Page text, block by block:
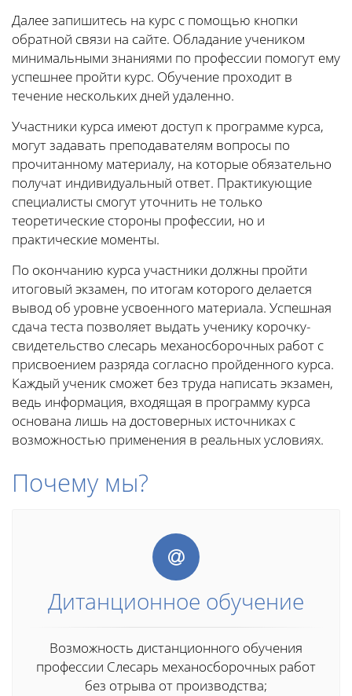
Далее запишитесь на курс с помощью кнопки
обратной связи на сайте. Обладание учеником
минимальными знаниями по профессии помогут ему
успешнее пройти курс. Обучение проходит в
течение нескольких дней удаленно.
Участники курса имеют доступ к программе курса,
могут задавать преподавателям вопросы по
прочитанному материалу, на которые обязательно
получат индивидуальный ответ. Практикующие
специалисты смогут уточнить не только
теоретические стороны профессии, но и
практические моменты.
По окончанию курса участники должны пройти
итоговый экзамен, по итогам которого делается
вывод об уровне усвоенного материала. Успешная
сдача теста позволяет выдать ученику корочку-
свидетельство слесарь механосборочных работ с
присвоением разряда согласно пройденного курса.
Каждый ученик сможет без труда написать экзамен,
ведь информация, входящая в программу курса
основана лишь на достоверных источниках с
возможностью применения в реальных условиях.
Почему мы?
Дитанционное обучение
Возможность дистанционного обучения
профессии Слесарь механосборочных работ
без отрыва от производства;